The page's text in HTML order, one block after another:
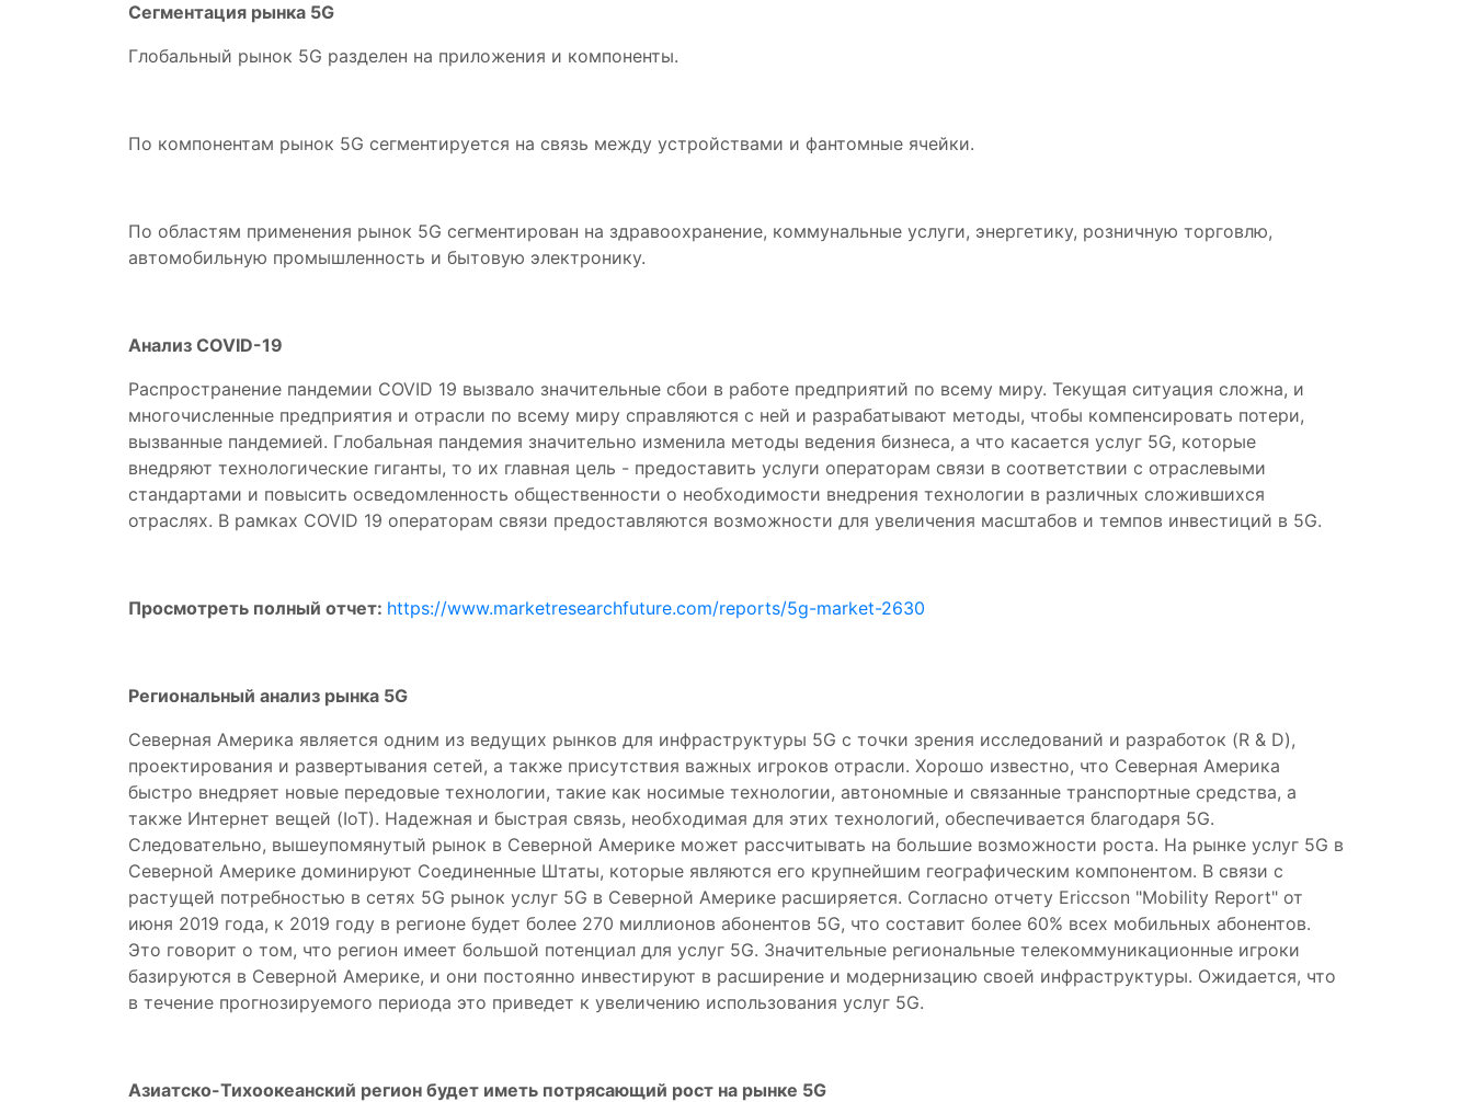
Сегментация рынка 5G
Глобальный рынок 5G разделен на приложения и компоненты.
По компонентам рынок 5G сегментируется на связь между устройствами и фантомные ячейки.
По областям применения рынок 5G сегментирован на здравоохранение, коммунальные услуги, энергетику, розничную торговлю,
автомобильную промышленность и бытовую электронику.
Анализ COVID-19
Распространение пандемии COVID 19 вызвало значительные сбои в работе предприятий по всему миру. Текущая ситуация сложна, и
многочисленные предприятия и отрасли по всему миру справляются с ней и разрабатывают методы, чтобы компенсировать потери,
вызванные пандемией. Глобальная пандемия значительно изменила методы ведения бизнеса, а что касается услуг 5G, которые
внедряют технологические гиганты, то их главная цель - предоставить услуги операторам связи в соответствии с отраслевыми
стандартами и повысить осведомленность общественности о необходимости внедрения технологии в различных сложившихся
отраслях. В рамках COVID 19 операторам связи предоставляются возможности для увеличения масштабов и темпов инвестиций в 5G.
Просмотреть полный отчет: https://www.marketresearchfuture.com/reports/5g-market-2630
Региональный анализ рынка 5G
Северная Америка является одним из ведущих рынков для инфраструктуры 5G с точки зрения исследований и разработок (R & D),
проектирования и развертывания сетей, а также присутствия важных игроков отрасли. Хорошо известно, что Северная Америка
быстро внедряет новые передовые технологии, такие как носимые технологии, автономные и связанные транспортные средства, а
также Интернет вещей (IoT). Надежная и быстрая связь, необходимая для этих технологий, обеспечивается благодаря 5G.
Следовательно, вышеупомянутый рынок в Северной Америке может рассчитывать на большие возможности роста. На рынке услуг 5G в
Северной Америке доминируют Соединенные Штаты, которые являются его крупнейшим географическим компонентом. В связи с
растущей потребностью в сетях 5G рынок услуг 5G в Северной Америке расширяется. Согласно отчету Ericcson "Mobility Report" от
июня 2019 года, к 2019 году в регионе будет более 270 миллионов абонентов 5G, что составит более 60% всех мобильных абонентов.
Это говорит о том, что регион имеет большой потенциал для услуг 5G. Значительные региональные телекоммуникационные игроки
базируются в Северной Америке, и они постоянно инвестируют в расширение и модернизацию своей инфраструктуры. Ожидается, что
в течение прогнозируемого периода это приведет к увеличению использования услуг 5G.
Азиатско-Тихоокеанский регион будет иметь потрясающий рост на рынке 5G